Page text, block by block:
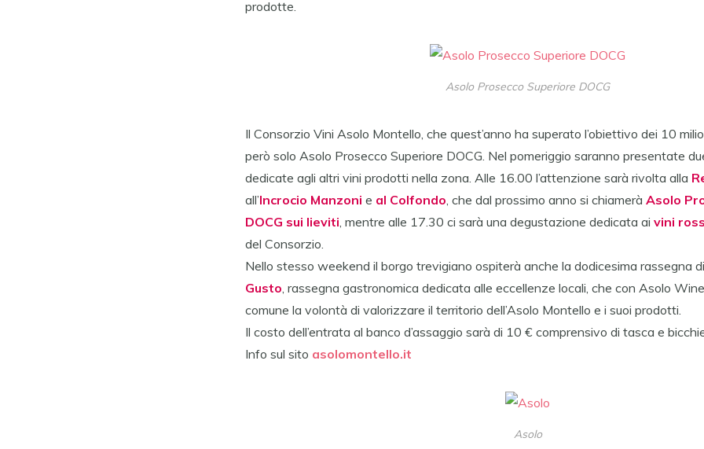
prodotte.
Asolo Prosecco Superiore DOCG
Il Consorzio Vini Asolo Montello, che quest’anno ha superato l’obiettivo dei 10
però solo Asolo Prosecco Superiore DOCG. Nel pomeriggio saranno presentate
dedicate agli altri vini prodotti nella zona. Alle 16.00 l’attenzione sarà rivolta alla
all’Incrocio Manzoni e al Colfondo, che dal prossimo anno si chiamerà Asolo
DOCG sui lieviti, mentre alle 17.30 ci sarà una degustazione dedicata ai vini
del Consorzio.
Nello stesso weekend il borgo trevigiano ospiterà anche la dodicesima rassegna
Gusto, rassegna gastronomica dedicata alle eccellenze locali, che con Asolo
comune la volontà di valorizzare il territorio dell’Asolo Montello e i suoi prodotti.
Il costo dell’entrata al banco d’assaggio sarà di 10 € comprensivo di tasca e
Info sul sito asolomontello.it
Asolo